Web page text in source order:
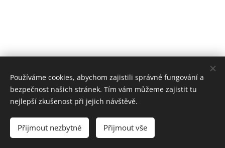
Vytvořeno službou Webnode
Používáme cookies, abychom zajistili správné fungování a
bezpečnost našich stránek. Tím vám můžeme zajistit tu
nejlepší zkušenost při jejich návštěvě.
Přijmout nezbytné Přijmout vše